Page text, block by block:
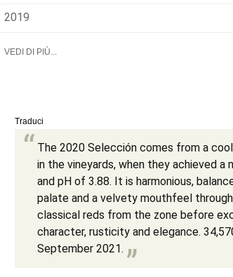
2019
VEDI DI PIÙ...
Traduci
The 2020 Selección comes from a
in the vineyards, when they achieved a
and pH of 3.88. It is harmonious,
palate and a velvety mouthfeel
classical reds from the zone before
character, rusticity and elegance.
September 2021.